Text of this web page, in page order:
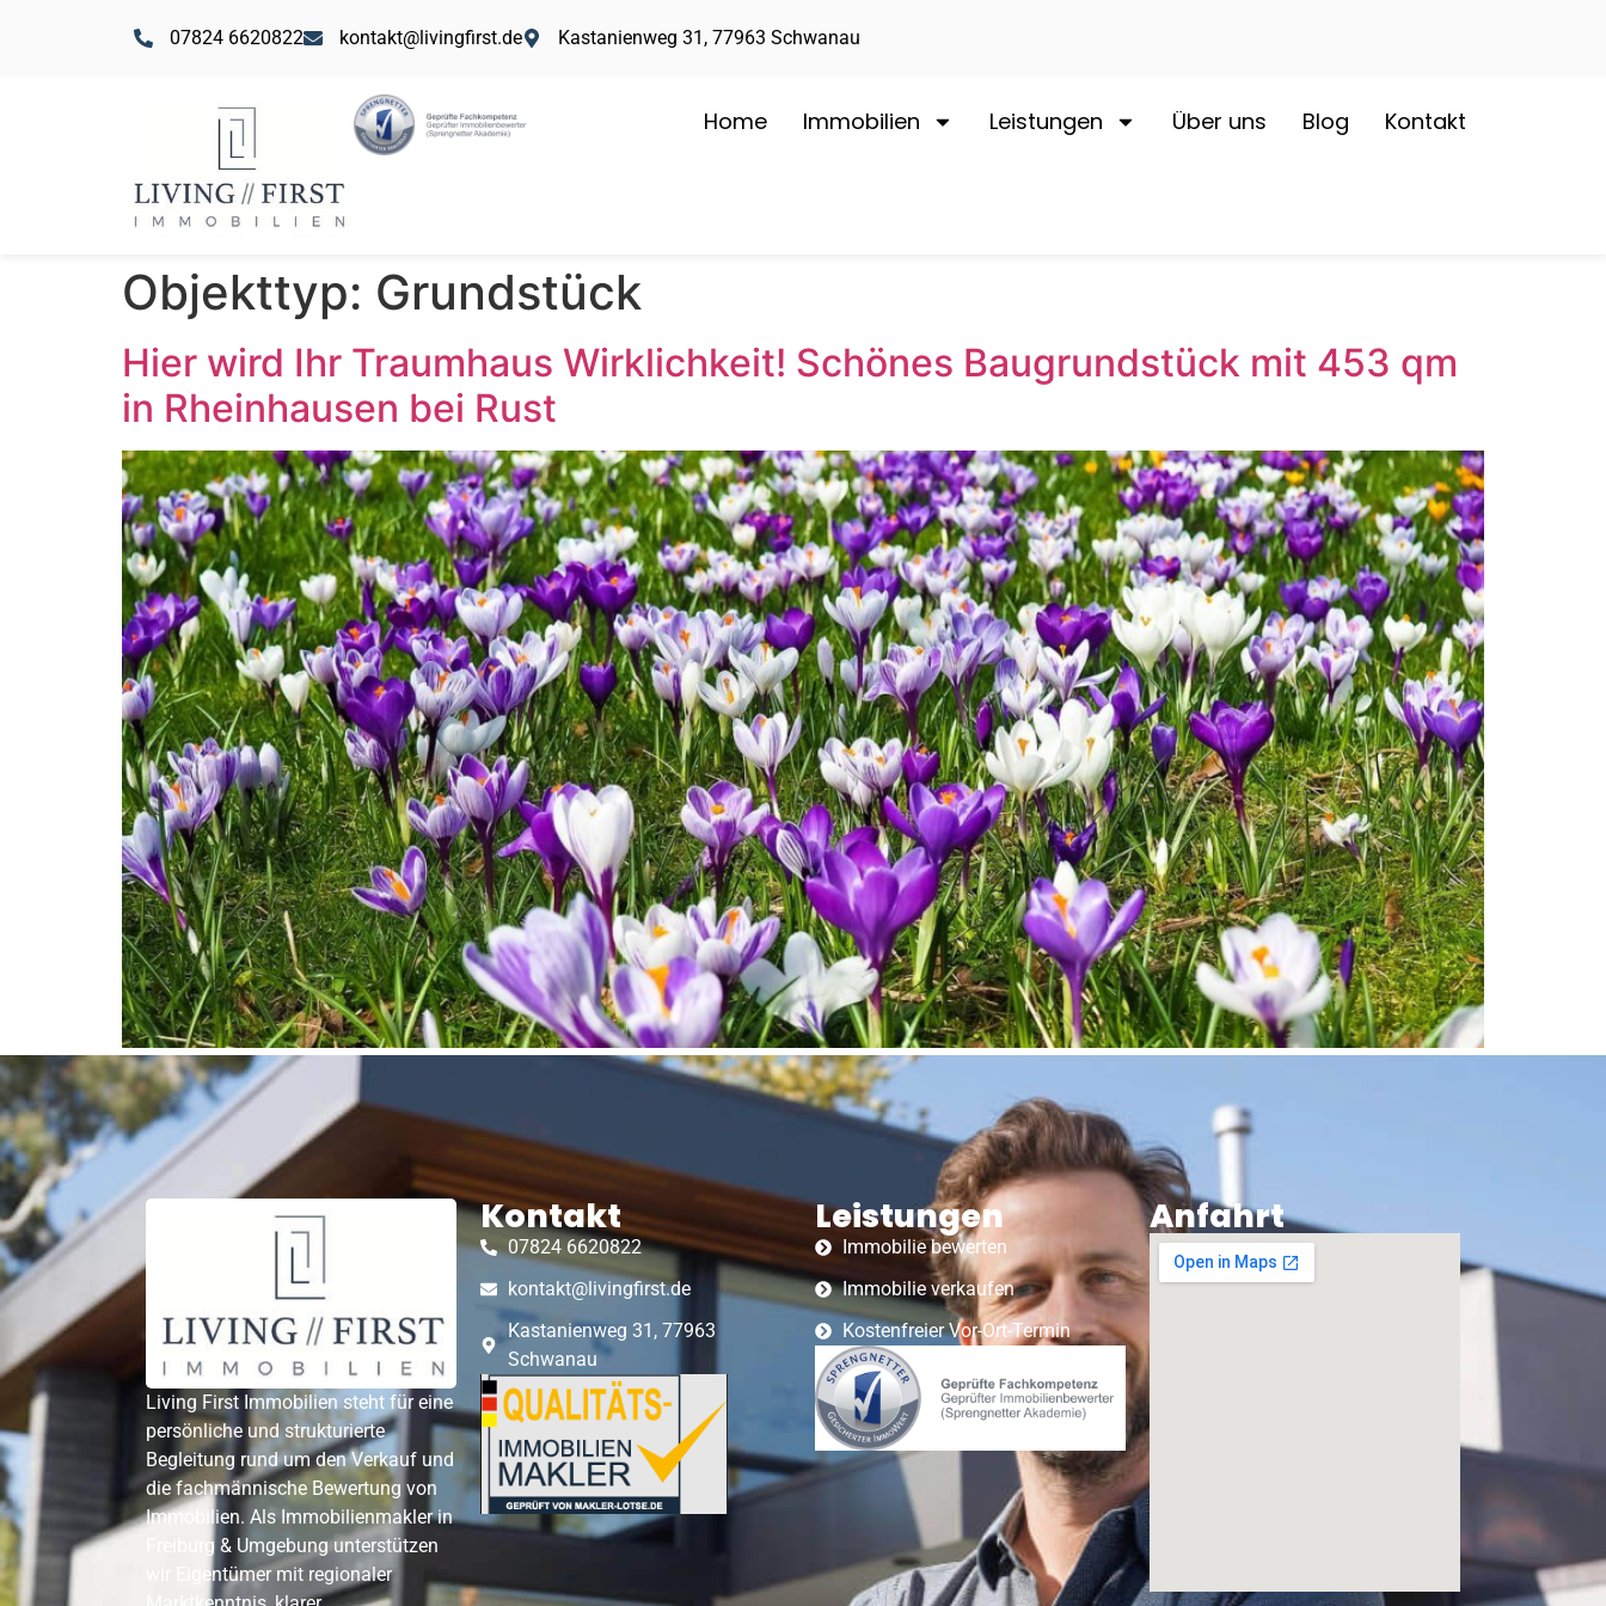
07824 6620822 kontakt@livingfirst.de Kastanienweg 31, 77963 Schwanau
Home Immobilien Leistungen Über uns Blog Kontakt
Objekttyp: Grundstück
Hier wird Ihr Traumhaus Wirklichkeit! Schönes Baugrundstück mit 453 qm
in Rheinhausen bei Rust
Living First Immobilien steht für eine
persönliche und strukturierte
Begleitung rund um den Verkauf und
die fachmännische Bewertung von
Immobilien. Als Immobilienmakler in
Freiburg & Umgebung unterstützen
wir Eigentümer mit regionaler
Kontakt
07824 6620822
kontakt@livingfirst.de
Kastanienweg 31, 77963
Schwanau
Leistungen
Immobilie bewerten
Immobilie verkaufen
Kostenfreier Vor-Ort-Termin
Anfahrt